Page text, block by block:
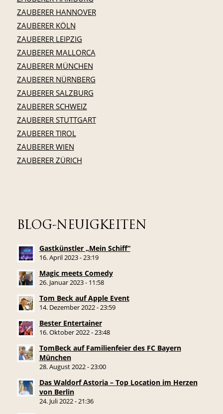
ZAUBERER HANNOVER
ZAUBERER KÖLN
ZAUBERER LEIPZIG
ZAUBERER MALLORCA
ZAUBERER MÜNCHEN
ZAUBERER NÜRNBERG
ZAUBERER SALZBURG
ZAUBERER SCHWEIZ
ZAUBERER STUTTGART
ZAUBERER TIROL
ZAUBERER WIEN
ZAUBERER ZÜRICH
BLOG-NEUIGKEITEN
Gastkünstler „Mein Schiff“
16. April 2023 - 23:19
Magic meets Comedy
26. Januar 2023 - 11:58
Tom Beck auf Apple Event
14. Dezember 2022 - 23:59
Bester Entertainer
16. Oktober 2022 - 23:48
TomBeck auf Familienfeier des FC Bayern
München
28. August 2022 - 23:00
Das Waldorf Astoria – Top Location im Herzen
von Berlin
24. Juli 2022 - 21:36